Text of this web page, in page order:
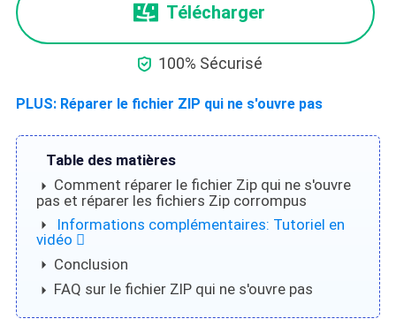
Télécharger
 100% Sécurisé
PLUS: Réparer le fichier ZIP qui ne s'ouvre pas
Table des matières
Comment réparer le fichier Zip qui ne s'ouvre
pas et réparer les fichiers Zip corrompus
Informations complémentaires: Tutoriel en
vidéo 
Conclusion
FAQ sur le fichier ZIP qui ne s'ouvre pas